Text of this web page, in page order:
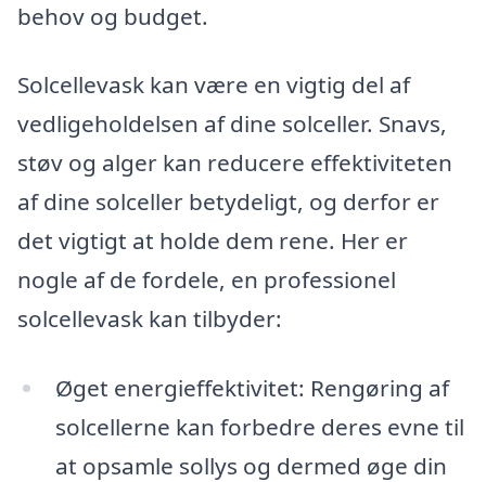
behov og budget.
Solcellevask kan være en vigtig del af
vedligeholdelsen af dine solceller. Snavs,
støv og alger kan reducere effektiviteten
af dine solceller betydeligt, og derfor er
det vigtigt at holde dem rene. Her er
nogle af de fordele, en professionel
solcellevask kan tilbyder:
Øget energieffektivitet: Rengøring af
solcellerne kan forbedre deres evne til
at opsamle sollys og dermed øge din